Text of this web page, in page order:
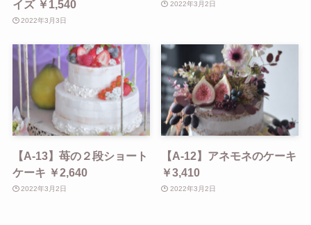
イズ ￥1,540
2022年3月3日
2022年3月2日
【A-13】苺の２段ショート
ケーキ ￥2,640
2022年3月2日
【A-12】アネモネのケーキ
￥3,410
2022年3月2日